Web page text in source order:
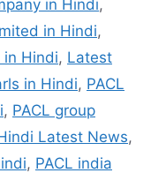
in Hindi,
in Hindi,
in Hindi, Latest
in Hindi, PACL
, PACL group
Latest News,
, PACL india